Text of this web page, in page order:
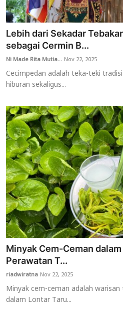
Lebih dari Sekadar
sebagai Cermin B...
Ni Made Rita Mutia... Nov 22, 2025
Cecimpedan adalah teka-teki
hiburan sekaligus...
Minyak Cem-Ceman
Perawatan T...
riadwiratna Nov 22, 2025
Minyak cem-ceman adalah
dalam Lontar Taru...